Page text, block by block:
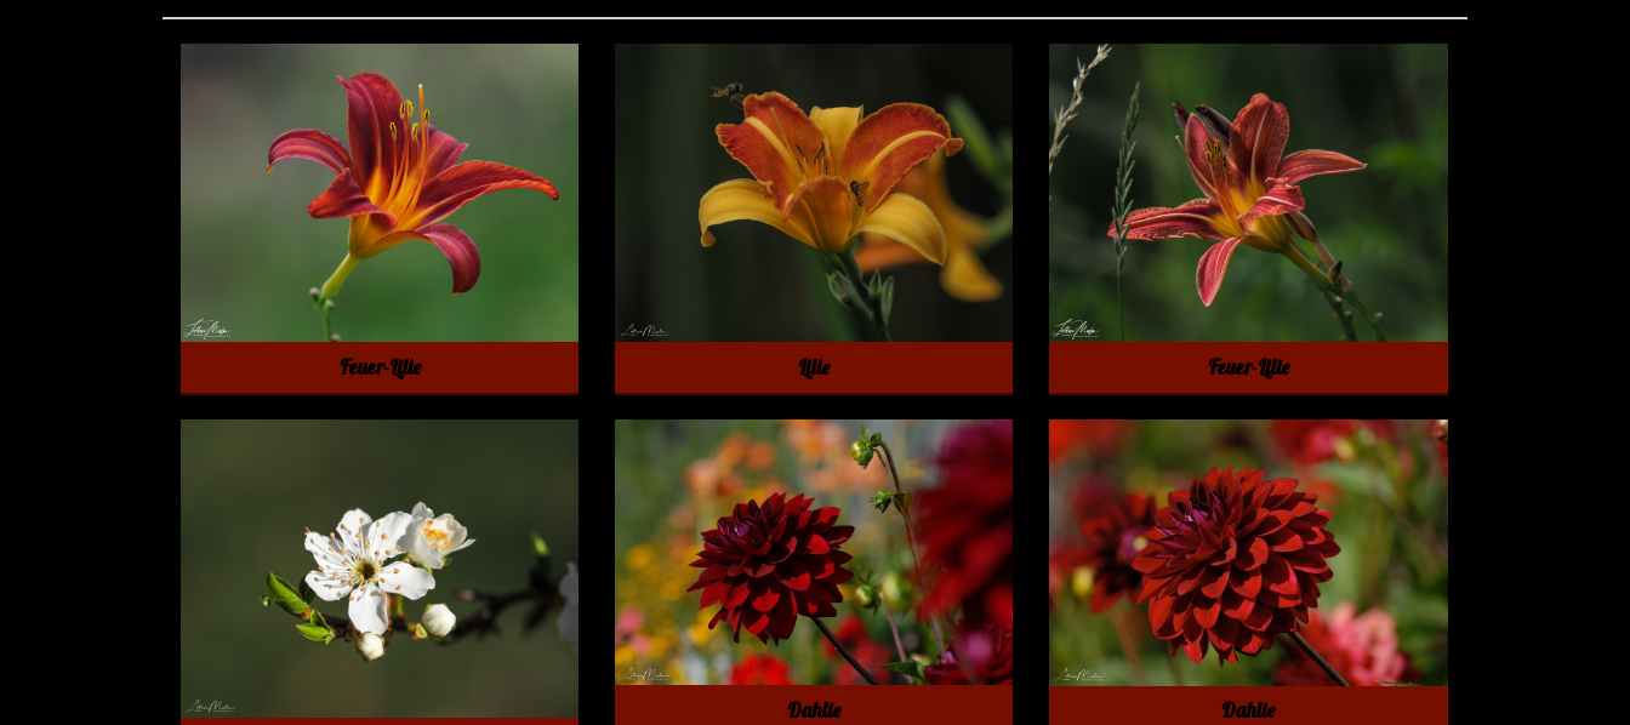
Feuer-Lilie Lilie Feuer-Lilie
Dahlie Dahlie